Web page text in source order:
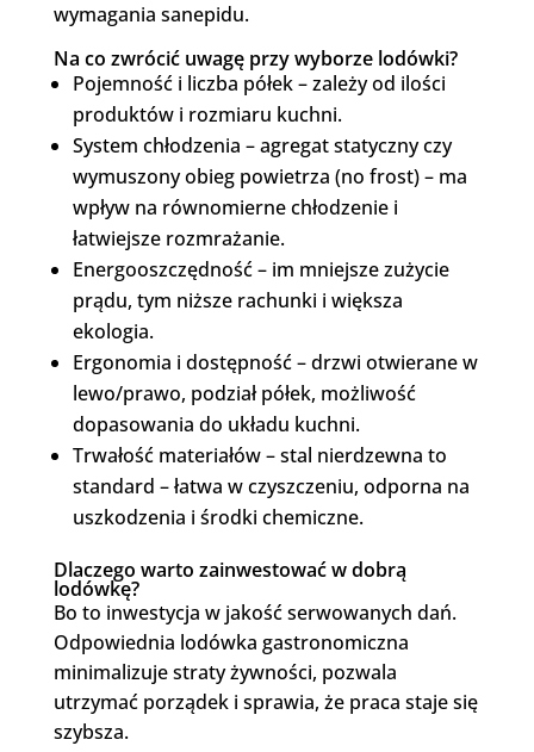
wymagania sanepidu.
Na co zwrócić uwagę przy wyborze lodówki?
Pojemność i liczba półek – zależy od ilości
produktów i rozmiaru kuchni.
System chłodzenia – agregat statyczny czy
wymuszony obieg powietrza (no frost) – ma
wpływ na równomierne chłodzenie i
łatwiejsze rozmrażanie.
Energooszczędność – im mniejsze zużycie
prądu, tym niższe rachunki i większa
ekologia.
Ergonomia i dostępność – drzwi otwierane w
lewo/prawo, podział półek, możliwość
dopasowania do układu kuchni.
Trwałość materiałów – stal nierdzewna to
standard – łatwa w czyszczeniu, odporna na
uszkodzenia i środki chemiczne.
Dlaczego warto zainwestować w dobrą
lodówkę?
Bo to inwestycja w jakość serwowanych dań.
Odpowiednia lodówka gastronomiczna
minimalizuje straty żywności, pozwala
utrzymać porządek i sprawia, że praca staje się
szybsza.